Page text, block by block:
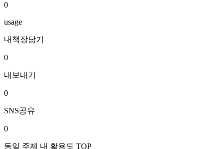
0
usage
내책장담기
0
내보내기
0
SNS공유
0
동일 주제 내 활용도 TOP